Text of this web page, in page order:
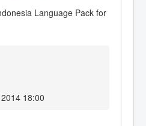
Language Pack for
18:00